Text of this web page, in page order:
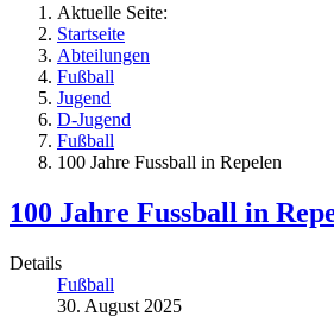
Aktuelle Seite:
Startseite
Abteilungen
Fußball
Jugend
D-Jugend
Fußball
100 Jahre Fussball in Repelen
100 Jahre Fussball in
Details
Fußball
30. August 2025